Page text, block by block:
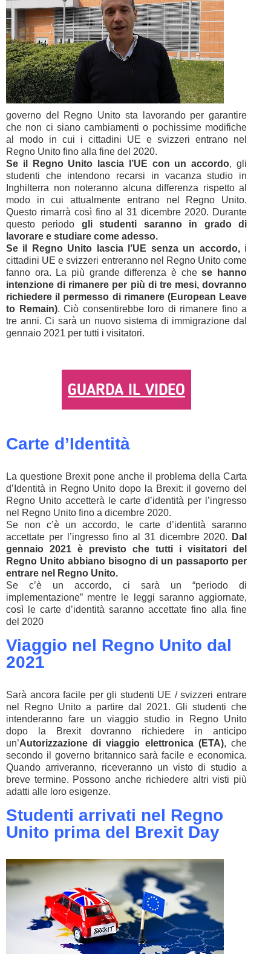
governo del Regno Unito sta lavorando per garantire
che non ci siano cambiamenti o pochissime modifiche
al modo in cui i cittadini UE e svizzeri entrano nel
Regno Unito fino alla fine del 2020.
Se il Regno Unito lascia l’UE con un accordo, gli
studenti che intendono recarsi in vacanza studio in
Inghilterra non noteranno alcuna differenza rispetto al
modo in cui attualmente entrano nel Regno Unito.
Questo rimarrà così fino al 31 dicembre 2020. Durante
questo periodo gli studenti saranno in grado di
lavorare e studiare come adesso.
Se il Regno Unito lascia l’UE senza un accordo,i
cittadini UE e svizzeri entreranno nel Regno Unito come
fanno ora. La più grande differenza è chese hanno
intenzione di rimanere per più di tre mesi, dovranno
richiedere il permesso di rimanere (European Leave
to Remain). Ciò consentirebbe loro di rimanere fino a
tre anni. Ci sarà un nuovo sistema di immigrazione dal
gennaio 2021 per tutti i visitatori.
GUARDA IL VIDEO
Carte d’Identità
La questione Brexit pone anche il problema della Carta
d’Identità in Regno Unito dopo la Brexit: il governo del
Regno Unito accetterà le carte d’identità per l’ingresso
nel Regno Unito fino a dicembre 2020.
Se non c’è un accordo, le carte d’identità saranno
accettate per l’ingresso fino al 31 dicembre 2020.
Dal
gennaio 2021 è previsto che tutti i visitatori del
Regno Unito abbiano bisogno di un passaporto per
entrare nel Regno Unito.
Se c’è un accordo, ci sarà un “periodo di
implementazione” mentre le leggi saranno aggiornate,
così le carte d’identità saranno accettate fino alla fine
del 2020
Viaggio nel Regno Unito dal
2021
Sarà ancora facile per gli studenti UE / svizzeri entrare
nel Regno Unito a partire dal 2021. Gli studenti che
intenderanno fare un viaggio studio in Regno Unito
dopo la Brexit dovranno richiedere in anticipo
un’Autorizzazione di viaggio elettronica (ETA), che
secondo il governo britannico sarà facile e economica.
Quando arriveranno, riceveranno un visto di studio a
breve termine. Possono anche richiedere altri visti più
adatti alle loro esigenze.
Studenti arrivati nel Regno
Unito prima del Brexit Day